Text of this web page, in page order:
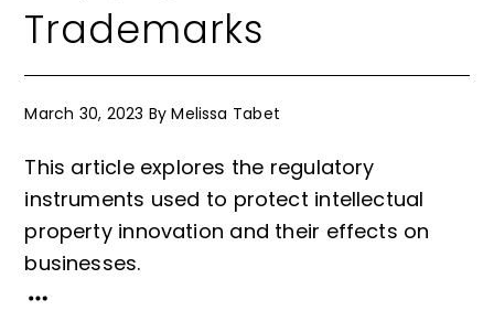
Trademarks
March 30, 2023 ByMelissa Tabet
This article explores the regulatory
instruments used to protect intellectual
property innovation and their effects on
businesses.